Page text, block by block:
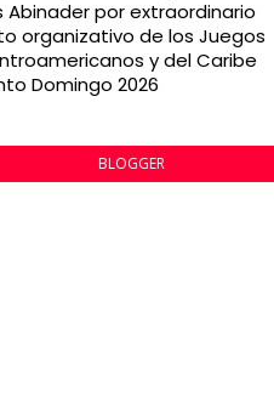
Abinader por extraordinario
organizativo de los Juegos
y del Caribe
Domingo 2026
BLOGGER